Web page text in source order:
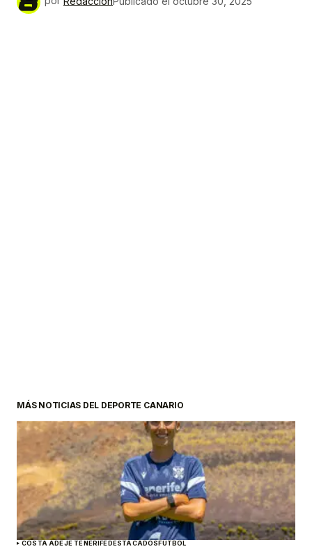
MÁS NOTICIAS DEL DEPORTE CANARIO
COSTA ADEJE TENERIFEDESTACADOSFÚTBOL